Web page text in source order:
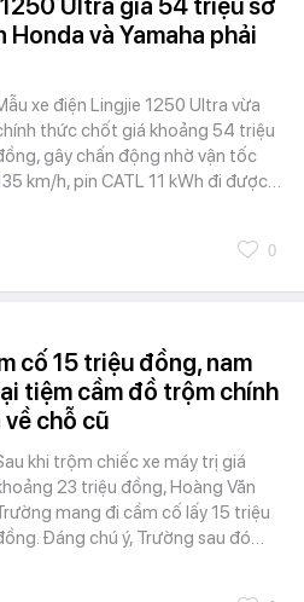
Ultra giá 54 triệu sở
Honda và Yamaha phải
xe điện Lingjie 1250 Ultra vừa
thức chốt giá khoảng 54 triệu
gây chấn động nhờ vận tốc
km/h, pin CATL 11 kWh đi được…
0
cố 15 triệu đồng, nam
tiệm cầm đồ trộm chính
chỗ cũ
khi trộm chiếc xe máy trị giá
23 triệu đồng, Hoàng Văn
mang đi cầm cố lấy 15 triệu
Đáng chú ý, Trường sau đó…